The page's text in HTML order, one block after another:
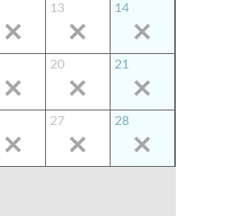
13 14
20 21
27 28